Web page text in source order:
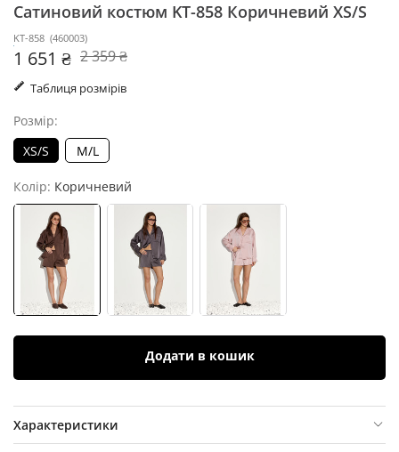
Сатиновий костюм KT-858 Коричневий XS/S
KT-858 (460003)
1 651 ₴ 2 359 ₴
Таблиця розмірів
Розмір:
XS/S
M/L
Колір: Коричневий
Додати в кошик
Характеристики